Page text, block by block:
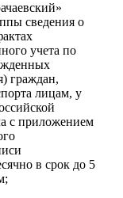
сведения о
учета по
граждан,
лицам, у
с приложением
в срок до 5